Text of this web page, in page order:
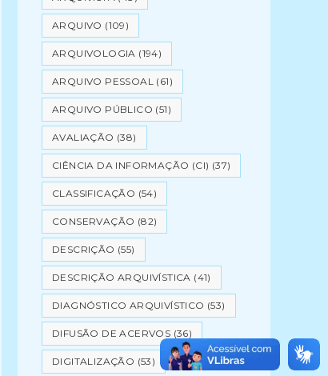
ARQUIVO (109)
ARQUIVOLOGIA (194)
ARQUIVO PESSOAL (61)
ARQUIVO PÚBLICO (51)
AVALIAÇÃO (38)
CIÊNCIA DA INFORMAÇÃO (CI) (37)
CLASSIFICAÇÃO (54)
CONSERVAÇÃO (82)
DESCRIÇÃO (55)
DESCRIÇÃO ARQUIVÍSTICA (41)
DIAGNÓSTICO ARQUIVÍSTICO (53)
DIFUSÃO DE ACERVOS (36)
DIGITALIZAÇÃO (53)